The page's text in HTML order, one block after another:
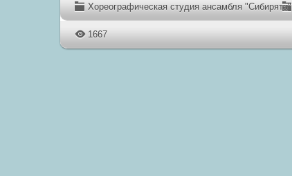
Хореографическая студия ансамбля "Сибирята"
1667